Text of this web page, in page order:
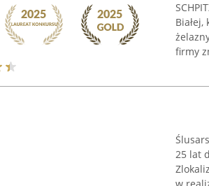
firmy
25 lat